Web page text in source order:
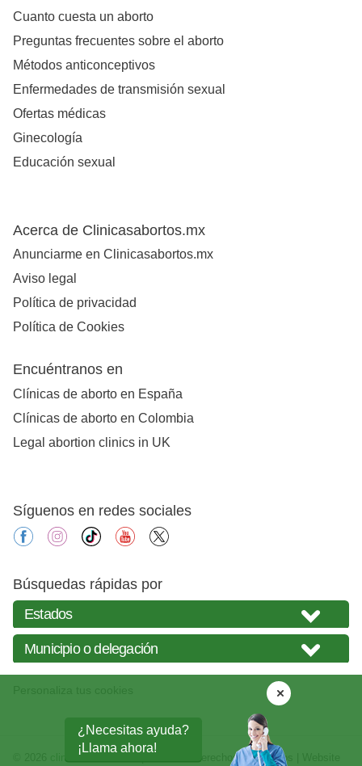
¿Necesitas ayuda?
¡Llama ahora!
Cuanto cuesta un aborto
Preguntas frecuentes sobre el aborto
Métodos anticonceptivos
Enfermedades de transmisión sexual
Ofertas médicas
Ginecología
Educación sexual
Acerca de Clinicasabortos.mx
Anunciarme en Clinicasabortos.mx
Aviso legal
Política de privacidad
Política de Cookies
Encuéntranos en
Clínicas de aborto en España
Clínicas de aborto en Colombia
Legal abortion clinics in UK
Síguenos en redes sociales
facebookinstagram
tiktok youtube
Búsquedas rápidas por
clinicasabortos.mx | Todos los derechos reservados | Website